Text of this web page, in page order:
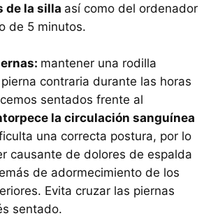
de la silla así como del ordenador
de 5 minutos.
mantener una rodilla
contraria durante las horas
sentados frente al
la circulación sanguínea
una correcta postura, por lo
causante de dolores de espalda
de adormecimiento de los
Evita cruzar las piernas
sentado.